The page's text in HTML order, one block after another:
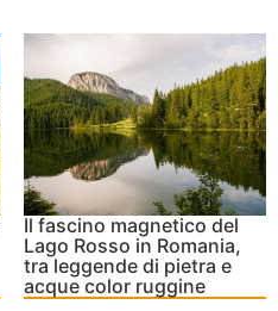
Il fascino magnetico del
Lago Rosso in Romania,
tra leggende di pietra e
acque color ruggine